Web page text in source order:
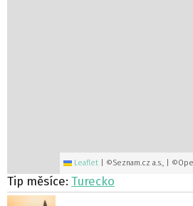
Leaflet ©Seznam.cz a.s., |
Tip měsíce: Turecko